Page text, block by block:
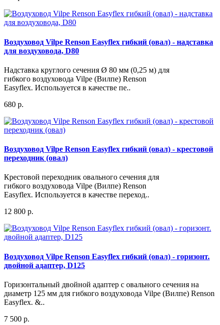
Воздуховод Vilpe Renson Easyflex гибкий (овал) - надставка
для воздуховода, D80
Надставка круглого сечения Ø 80 мм (0,25 м) для
гибкого воздуховода Vilpe (Вилпе) Renson
Easyflex. Используется в качестве пе..
680 р.
Воздуховод Vilpe Renson Easyflex гибкий (овал) - крестовой
переходник (овал)
Крестовой переходник овального сечения для
гибкого воздуховода Vilpe (Вилпе) Renson
Easyflex. Используется в качестве переход..
12 800 р.
Воздуховод Vilpe Renson Easyflex гибкий (овал) - горизонт.
двойной адаптер, D125
Горизонтальный двойной адаптер с овального сечения на
диаметр 125 мм для гибкого воздуховода Vilpe (Вилпе) Renson
Easyflex. &..
7 500 р.